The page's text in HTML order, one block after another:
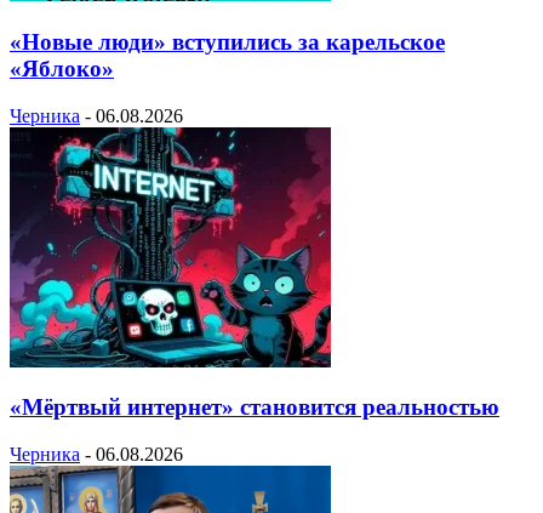
«Новые люди» вступились за карельское
«Яблоко»
Черника - 06.08.2026
«Мёртвый интернет» становится реальностью
Черника - 06.08.2026